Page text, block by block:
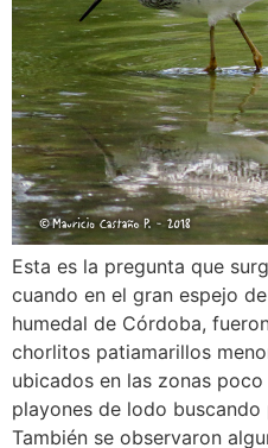
Esta es la pregunta que
cuando en el gran espejo
humedal de Córdoba,
chorlitos patiamarillos
ubicados en las zonas
playones de lodo buscando
También se observaron